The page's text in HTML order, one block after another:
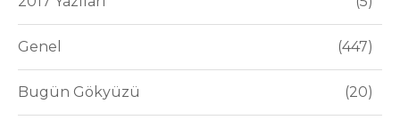
Genel 447
Bugün Gökyüzü 20